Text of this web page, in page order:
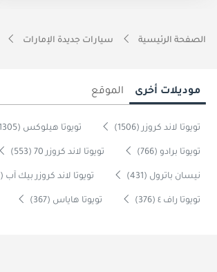
الصفحة الرئيسية سيارات جديدة الإمارات
موديلات أخرى الموقع
تويوتا لاند كروزر (1506) تويوتا هيلوكس (1305)
تويوتا برادو (766) تويوتا لاند كروزر 70 (553)
نيسان باترول (431) تويوتا لاند كروزر بيك آب (427)
تويوتا راف ٤ (376) تويوتا هاياس (367)